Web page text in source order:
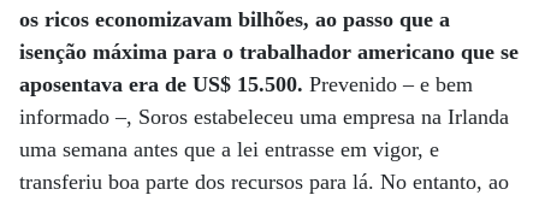
os ricos economizavam bilhões, ao passo que a
isenção máxima para o trabalhador americano que se
aposentava era de US$ 15.500. Prevenido – e bem
informado –, Soros estabeleceu uma empresa na Irlanda
uma semana antes que a lei entrasse em vigor, e
transferiu boa parte dos recursos para lá. No entanto, ao